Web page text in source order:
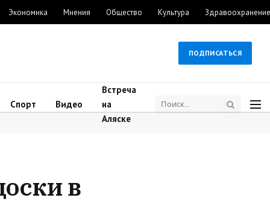
Экономика Мнения Общество Культура Здравоохранение
ПОДПИСАТЬСЯ
Спорт Видео
Встреча
на
Аляске
в